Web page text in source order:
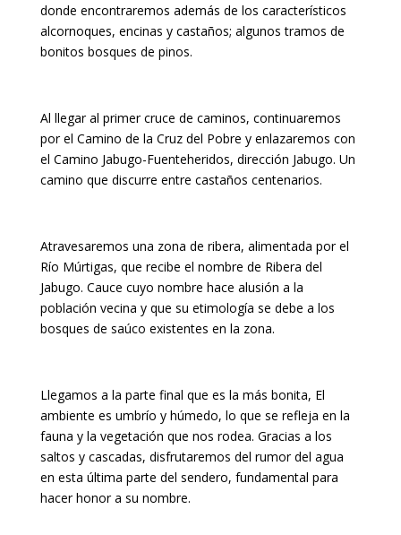
donde encontraremos además de los característicos
alcornoques, encinas y castaños; algunos tramos de
bonitos bosques de pinos.
Al llegar al primer cruce de caminos, continuaremos
por el Camino de la Cruz del Pobre y enlazaremos con
el Camino Jabugo-Fuenteheridos, dirección Jabugo. Un
camino que discurre entre castaños centenarios.
Atravesaremos una zona de ribera, alimentada por el
Río Múrtigas, que recibe el nombre de Ribera del
Jabugo. Cauce cuyo nombre hace alusión a la
población vecina y que su etimología se debe a los
bosques de saúco existentes en la zona.
Llegamos a la parte final que es la más bonita, El
ambiente es umbrío y húmedo, lo que se refleja en la
fauna y la vegetación que nos rodea. Gracias a los
saltos y cascadas, disfrutaremos del rumor del agua
en esta última parte del sendero, fundamental para
hacer honor a su nombre.